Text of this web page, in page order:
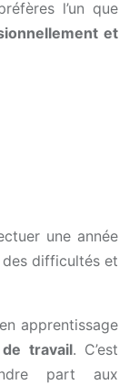
l’un que
et
une année
difficultés et
apprentissage
de travail. C’est
part aux